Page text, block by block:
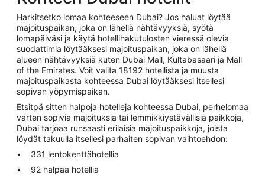
Harkitsetko lomaa kohteeseen Dubai? Jos haluat löytää
majoituspaikan, joka on lähellä nähtävyyksiä, syötä
lomapäiväsi ja käytä hotellihakutulosten vieressä olevia
suodattimia löytääksesi majoituspaikan, joka on lähellä
alueen nähtävyyksiä kuten Dubai Mall, Kultabasaari ja Mall
of the Emirates. Voit valita 18192 hotellista ja muusta
majoituspaikasta kohteessa Dubai löytääksesi itsellesi
sopivan yöpymispaikan.
Etsitpä sitten halpoja hotelleja kohteessa Dubai, perhelomaa
varten sopivia majoituksia tai lemmikkiystävällisiä paikkoja,
Dubai tarjoaa runsaasti erilaisia majoituspaikkoja, joista
löydät takuulla itsellesi parhaiten sopivan vaihtoehdon:
331 lentokenttähotellia
92 halpaa hotellia